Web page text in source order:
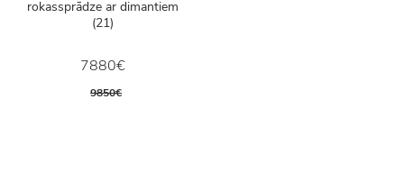
rokassprādze ar dimantiem
(21)
7880€
9850€